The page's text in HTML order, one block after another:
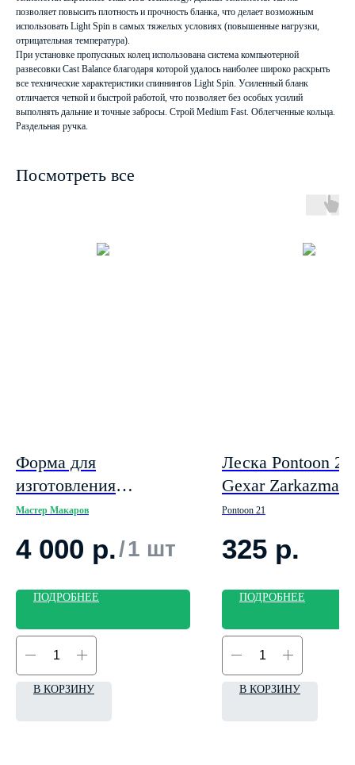
позволяет повысить плотность и прочность бланка, что делает возможным
использовать Light Spin в самых тяжелых условиях (повышенные нагрузки,
отрицательная температура).
При установке пропускных колец использована система компьютерной
развесовки Cast Balance благодаря которой удалось наиболее широко раскрыть
все технические характеристики спиннингов Light Spin. Усиленный бланк
отличается четкой и быстрой работой, что позволяет без особых усилий
выполнять дальние и точные забросы. Строй Medium Fast. Облегченные кольца.
Раздельная ручка.
Посмотреть все
Форма для
изготовления
приманки, похожая на
Мастер Макаров
4 000 р./1 шт
ПОДРОБНЕЕ
В КОРЗИНУ
Леска Pontoon 21
Gexar Zarkazma
0.16мм 2,3 кг.
Pontoon 21
325 р.
ПОДРОБНЕЕ
В КОРЗИНУ